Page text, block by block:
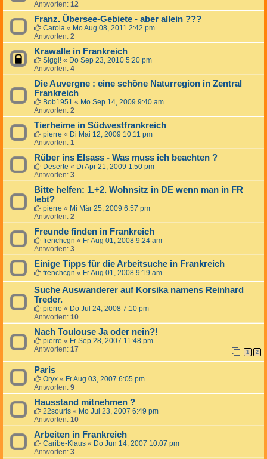
Antworten: 12
Franz. Übersee-Gebiete - aber allein ???
Carola « Mo Aug 08, 2011 2:42 pm
Antworten: 2
Krawalle in Frankreich
Siggi! « Do Sep 23, 2010 5:20 pm
Antworten: 4
Die Auvergne : eine schöne Naturregion in Zentral
Frankreich
Bob1951 « Mo Sep 14, 2009 9:40 am
Antworten: 2
Tierheime in Südwestfrankreich
pierre « Di Mai 12, 2009 10:11 pm
Antworten: 1
Rüber ins Elsass - Was muss ich beachten ?
Deserte « Di Apr 21, 2009 1:50 pm
Antworten: 3
Bitte helfen: 1.+2. Wohnsitz in DE wenn man in FR
lebt?
pierre « Mi Mär 25, 2009 6:57 pm
Antworten: 2
Freunde finden in Frankreich
frenchcgn « Fr Aug 01, 2008 9:24 am
Antworten: 3
Einige Tipps für die Arbeitsuche in Frankreich
frenchcgn « Fr Aug 01, 2008 9:19 am
Suche Auswanderer auf Korsika namens Reinhard
Treder.
pierre « Do Jul 24, 2008 7:10 pm
Antworten: 10
Nach Toulouse Ja oder nein?!
pierre « Fr Sep 28, 2007 11:48 pm
Antworten: 17 1 2
Paris
Oryx « Fr Aug 03, 2007 6:05 pm
Antworten: 9
Hausstand mitnehmen ?
22souris « Mo Jul 23, 2007 6:49 pm
Antworten: 10
Arbeiten in Frankreich
Caribe-Klaus « Do Jun 14, 2007 10:07 pm
Antworten: 3